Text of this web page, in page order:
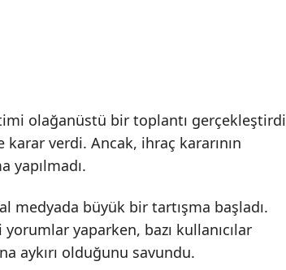
olağanüstü bir toplantı gerçekleştirdi
karar verdi. Ancak, ihraç kararının
yapılmadı.
medyada büyük bir tartışma başladı.
yaparken, bazı kullanıcılar
aykırı olduğunu savundu.